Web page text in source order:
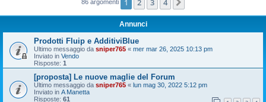
86 argomenti 1 2 3 4
Annunci
Prodotti Fluip e AdditiviBlue
Ultimo messaggio da sniper765 « mer mar 26, 2025 10:13 pm
Inviato in Vendo
Risposte: 1
[proposta] Le nuove maglie del Forum
Ultimo messaggio da sniper765 « lun mag 30, 2022 5:12 pm
Inviato in A Manetta
Risposte: 61